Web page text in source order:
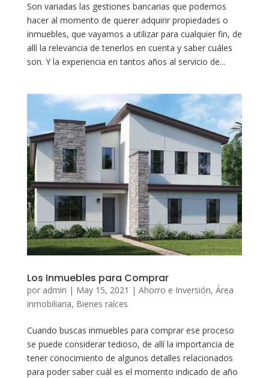
Son variadas las gestiones bancarias que podemos
hacer al momento de querer adquirir propiedades o
inmuebles, que vayamos a utilizar para cualquier fin, de
allí la relevancia de tenerlos en cuenta y saber cuáles
son. Y la experiencia en tantos años al servicio de...
Los Inmuebles para Comprar
por admin | May 15, 2021 | Ahorro e Inversión, Área
inmobiliaria, Bienes raíces
Cuando buscas inmuebles para comprar ese proceso
se puede considerar tedioso, de allí la importancia de
tener conocimiento de algunos detalles relacionados
para poder saber cuál es el momento indicado de año